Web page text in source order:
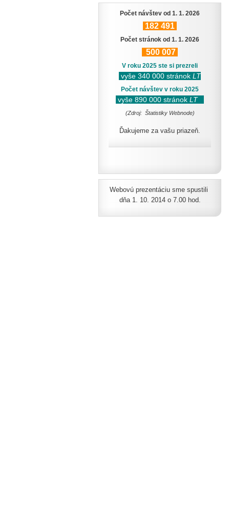
Počet návštev od 1. 1. 2026
182 491
Počet stránok od 1. 1. 2026
500 007
V roku 2025 ste si prezreli
vyše 340 000 stránok LT
Počet návštev v roku 2025
vyše 890 000 stránok LT
(Zdroj: Štatistiky Webnode)
Ďakujeme za vašu priazeň.
Webovú prezentáciu sme spustili
dňa 1. 10. 2014 o 7.00 hod.